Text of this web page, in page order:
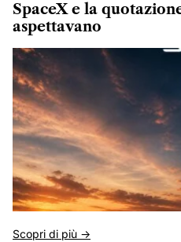
SpaceX e la
aspettavano
Scopri di più ->